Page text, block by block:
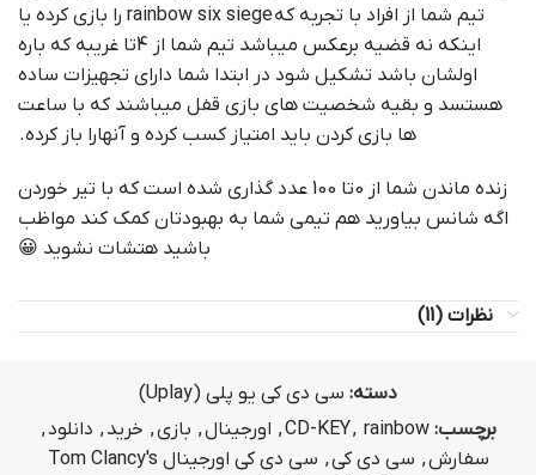
تیم شما از افراد با تجربه که rainbow six siege را بازی کرده یا
اینکه نه قضیه برعکس میباشد تیم شما از 4تا غریبه که باره
اولشان باشد تشکیل شود در ابتدا شما دارای تجهیزات ساده
هستسد و بقیه شخصیت های بازی قفل میباشند که با ساعت
ها بازی کردن باید امتیاز کسب کرده و آنهارا باز کرده.
زنده ماندن شما از 0تا 100 عدد گذاری شده است که با تیر خوردن
اگه شانس بیاورید هم تیمی شما به بهبودتان کمک کند مواظب
باشید هتشات نشوید 😀
نظرات (11)
دسته: سی دی کی یو پلی (Uplay)
برچسب:
CD-KEY, rainbow
, اورجینال, بازی, خرید, دانلود,
سفارش, سی دی کی,
سی دی کی اورجینال Tom Clancy's